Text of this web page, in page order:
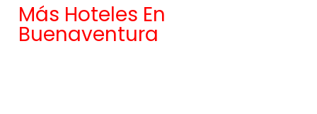
Más Hoteles En
Buenaventura